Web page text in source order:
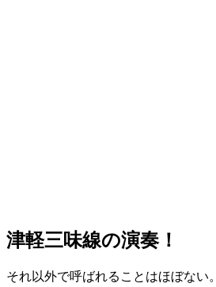
津軽三味線の演奏！
それ以外で呼ばれることはほぼない。